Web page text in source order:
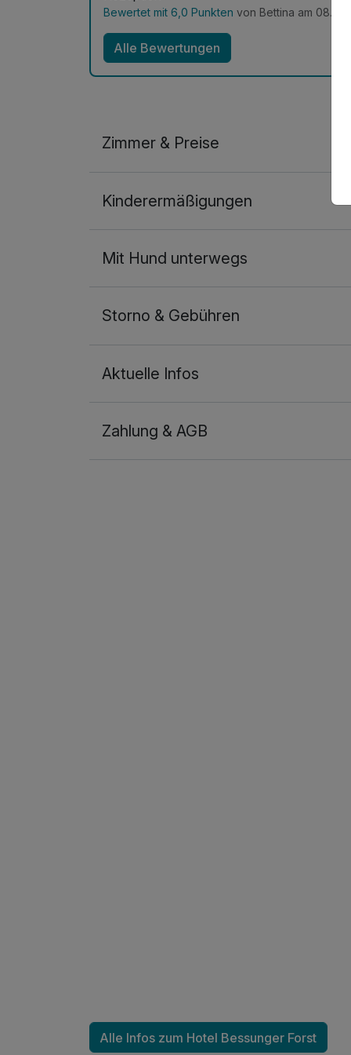
Bewertet mit 6,0 Punkten von Bettina am
Alle Bewertungen
Zimmer & Preise
2 Erwachsene und 1 Kind
Kinderermäßigungen
Mit Hund unterwegs
Storno & Gebühren
Aktuelle Infos
Zahlung & AGB
Alle Infos zum Hotel Bessunger Forst